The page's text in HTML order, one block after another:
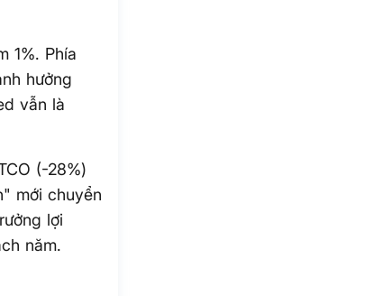
1%. Phía
hưởng
vẫn là
(-28%)
mới chuyển
lợi
năm.